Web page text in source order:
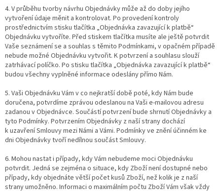
4. V průběhu tvorby návrhu Objednávky může až do doby jejího
vytvoření údaje měnit a kontrolovat. Po provedení kontroly
prostřednictvím stisku tlačítka „Objednávka zavazující k platbě“
Objednávku vytvoříte. Před stiskem tlačítka musíte ale ještě potvrdit
Vaše seznámení se a souhlas s těmito Podmínkami, v opačném případě
nebude možné Objednávku vytvořit. K potvrzení a souhlasu slouží
zatrhávací políčko. Po stisku tlačítka „Objednávka zavazující k platbě“
budou všechny vyplněné informace odeslány přímo Nám.
5. Vaši Objednávku Vám v co nejkratší době poté, kdy Nám bude
doručena, potvrdíme zprávou odeslanou na Vaši e-mailovou adresu
zadanou v Objednávce. Součástí potvrzení bude shrnutí Objednávky a
tyto Podmínky. Potvrzením Objednávky z naší strany dochází
k uzavření Smlouvy mezi Námi a Vámi. Podmínky ve znění účinném ke
dni Objednávky tvoří nedílnou součást Smlouvy.
6. Mohou nastat i případy, kdy Vám nebudeme moci Objednávku
potvrdit. Jedná se zejména o situace, kdy Zboží není dostupné nebo
případy, kdy objednáte větší počet kusů Zboží, než kolik je z naší
strany umožněno. Informaci o maximálním počtu Zboží Vám však vždy